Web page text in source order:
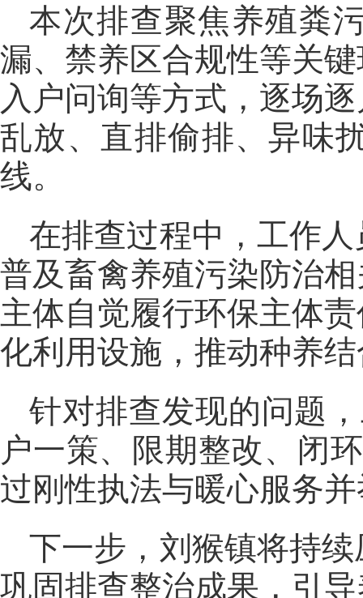
本次排查聚焦养殖粪
漏、禁养区合规性等关
入户问询等方式，逐场
乱放、直排偷排、异味
线。
在排查过程中，工作
普及畜禽养殖污染防治
主体自觉履行环保主体
化利用设施，推动种养
针对排查发现的问题
户一策、限期整改、闭
过刚性执法与暖心服务
下一步，刘猴镇将持
巩固排查整治成果，引